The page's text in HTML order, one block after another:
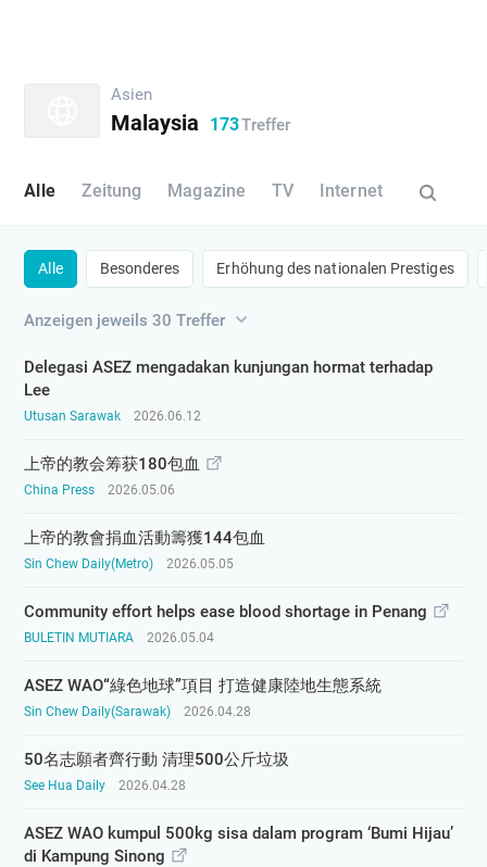
​Asien
Malaysia 173Treffer
Alle Zeitung ​Magazine TV Internet
Alle Besonderes ​Erhöhung des nationalen Prestiges​
Anzeigen jeweils 30 Treffer
Delegasi ASEZ mengadakan kunjungan hormat terhadap
Lee
Utusan Sarawak 2026.06.12
上帝的教会筹获180包血
China Press 2026.05.06
上帝的教會捐血活動籌獲144包血
Sin Chew Daily(Metro) 2026.05.05
Community effort helps ease blood shortage in Penang
BULETIN MUTIARA 2026.05.04
ASEZ WAO“綠色地球”項目 打造健康陸地生態系統
Sin Chew Daily(Sarawak) 2026.04.28
50名志願者齊行動 清理500公斤垃圾
See Hua Daily 2026.04.28
ASEZ WAO kumpul 500kg sisa dalam program ‘Bumi Hijau’
di Kampung Sinong